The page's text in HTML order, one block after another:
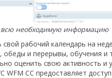
всю необходимую информацию
рабочий календарь на
и перерывы, обучения
оценить свою активность и
CC предоставляет